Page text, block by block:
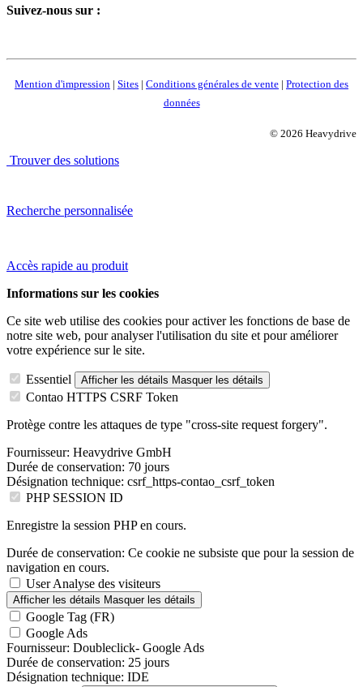
Suivez-nous sur :
Mention d'impression | Sites | Conditions générales de vente | Protection des
données
© 2026 Heavydrive
Trouver des solutions
Recherche personnalisée
Accès rapide au produit
Informations sur les cookies
Ce site web utilise des cookies pour activer les fonctions de base de
notre site web, pour analyser l'utilisation du site et pour améliorer
votre expérience sur le site.
Essentiel Afficher les détails Masquer les détails
Contao HTTPS CSRF Token
Protège contre les attaques de type "cross-site request forgery".
Fournisseur: Heavydrive GmbH
Durée de conservation: 70 jours
Désignation technique: csrf_https-contao_csrf_token
PHP SESSION ID
Enregistre la session PHP en cours.
Durée de conservation: Ce cookie ne subsiste que pour la session de
navigation en cours.
User Analyse des visiteurs
Afficher les détails Masquer les détails
Google Tag (FR)
Google Ads
Fournisseur: Doubleclick- Google Ads
Durée de conservation: 25 jours
Désignation technique: IDE